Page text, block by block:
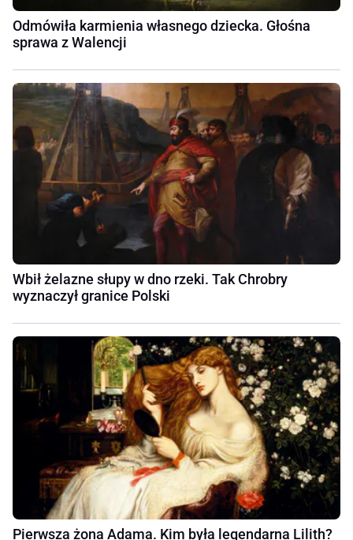
Odmówiła karmienia własnego dziecka. Głośna
sprawa z Walencji
Wbił żelazne słupy w dno rzeki. Tak Chrobry
wyznaczył granice Polski
Pierwsza żona Adama. Kim była legendarna Lilith?